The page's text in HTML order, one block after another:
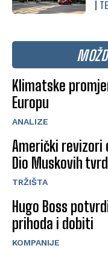
Klimatske
Europu
ANALIZE
Američki revizori
Dio Muskovih
TRŽIŠTA
Hugo Boss
prihoda i dobiti
KOMPANIJE